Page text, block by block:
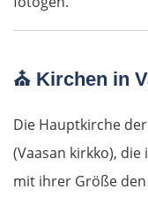
⛪ Kirchen in
Die Hauptkirche
(Vaasan kirkko),
mit ihrer Größe
Varaždin
Zagreb
Slowenien
Novo mesto